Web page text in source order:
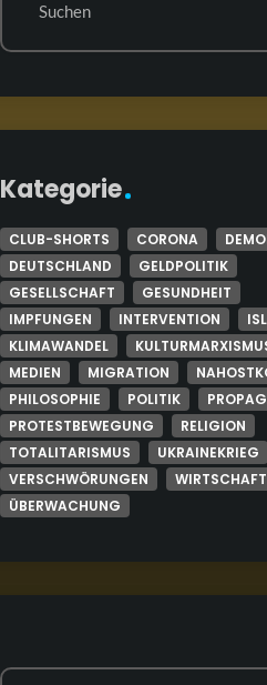
Suchen
Kategorie
CLUB-SHORTS CORONA
DEUTSCHLAND
GELDPOLITIK
GESELLSCHAFT
GESUNDHEIT
IMPFUNGEN
INTERVENTION
KLIMAWANDEL
MEDIEN
MIGRATION
PHILOSOPHIE
POLITIK
PROTESTBEWEGUNG
RELIGION
TOTALITARISMUS
UKRAINEKRIEG
VERSCHWÖRUNGEN
WIRTSCHAFT
ÜBERWACHUNG